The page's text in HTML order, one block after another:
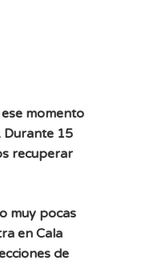
momento
Durante 15
recuperar
muy pocas
en Cala
de